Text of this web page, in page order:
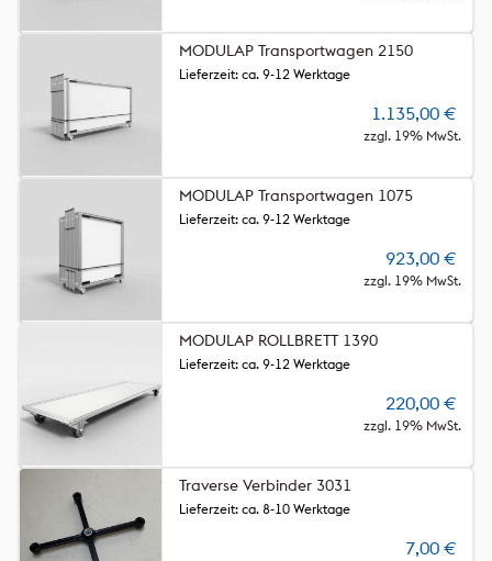
MODULAP Transportwagen 2150
1.135,00 €
zzgl. 19% MwSt.
Lieferzeit: ca. 9-12 Werktage
MODULAP Transportwagen 1075
923,00 €
zzgl. 19% MwSt.
Lieferzeit: ca. 9-12 Werktage
MODULAP ROLLBRETT 1390
220,00 €
zzgl. 19% MwSt.
Lieferzeit: ca. 9-12 Werktage
Traverse Verbinder 3031
7,00 €
Lieferzeit: ca. 8-10 Werktage